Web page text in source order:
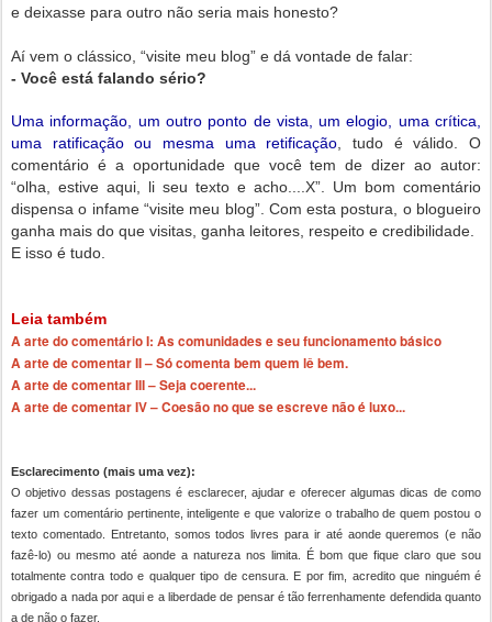
e deixasse para outro não seria mais honesto?
Aí vem o clássico, “visite meu blog” e dá vontade de falar:
- Você está falando sério?
Uma informação, um outro ponto de vista, um elogio, uma crítica,
uma ratificação ou mesma uma retificação , tudo é válido. O
comentário é a oportunidade que você tem de dizer ao autor:
“olha, estive aqui, li seu texto e acho....X”. Um bom comentário
dispensa o infame “visite meu blog”. Com esta postura, o blogueiro
ganha mais do que visitas, ganha leitores, respeito e credibilidade.
E isso é tudo.
Leia também
A arte do comentário I: As comunidades e seu funcionamento básico
A arte de comentar II – Só comenta bem quem lê bem.
A arte de comentar III – Seja coerente...
A arte de comentar IV – Coesão no que se escreve não é luxo...
Esclarecimento (mais uma vez):
O objetivo dessas postagens é esclarecer, ajudar e oferecer algumas dicas de como
fazer um comentário pertinente, inteligente e que valorize o trabalho de quem postou o
texto comentado. Entretanto, somos todos livres para ir até aonde queremos (e não
fazê-lo) ou mesmo até aonde a natureza nos limita. É bom que fique claro que sou
totalmente contra todo e qualquer tipo de censura. E por fim, acredito que ninguém é
obrigado a nada por aqui e a liberdade de pensar é tão ferrenhamente defendida quanto
a de não o fazer.